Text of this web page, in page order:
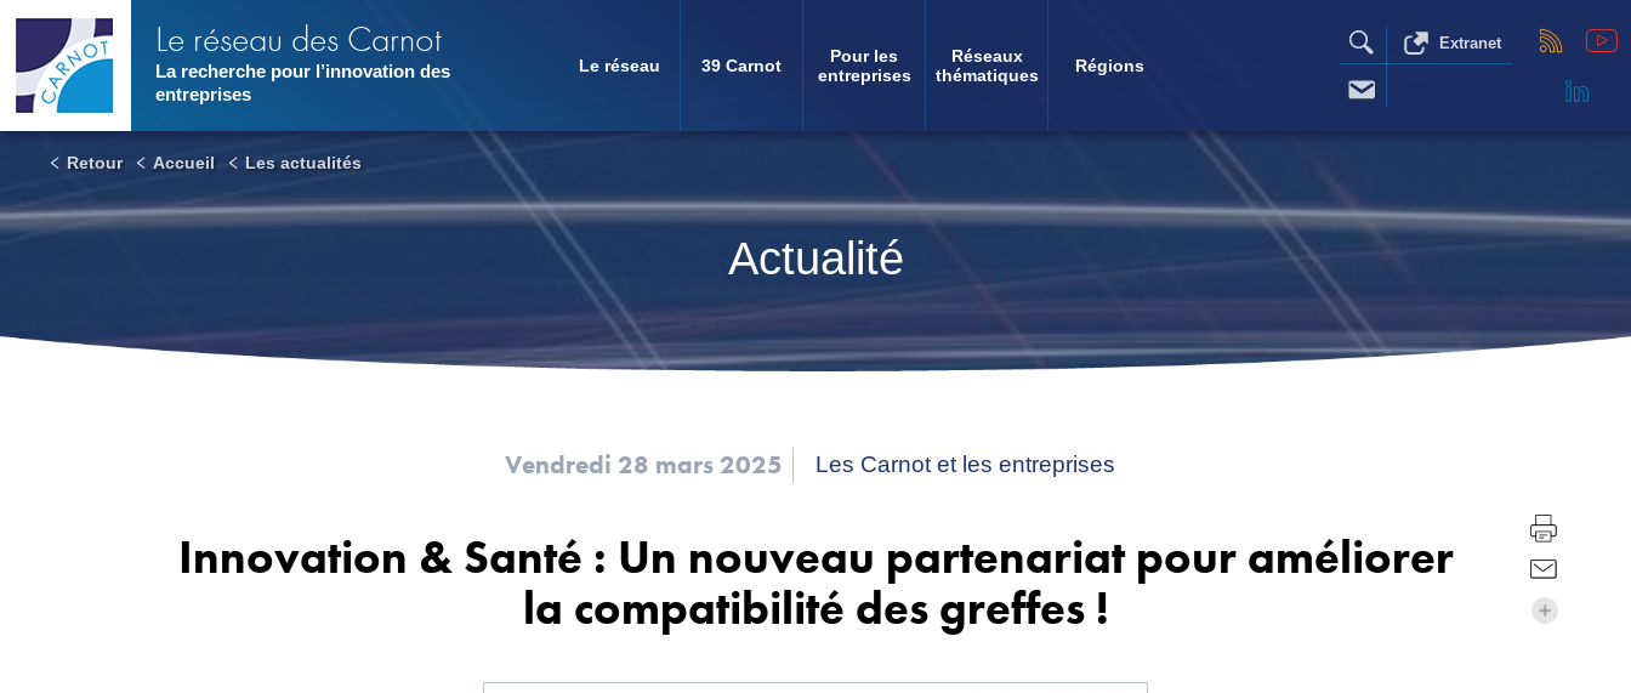
contenu
principal
Le réseau des Carnot
La recherche pour l’innovation des
entreprises
Navigation
principale
Le réseau 39 Carnot
Pour les
entreprises
Réseaux
thématiques
Régions
Extranet
Retour Accueil Les actualités
Actualité
Vendredi 28 mars 2025 Les Carnot et les entreprises
Innovation & Santé : Un nouveau partenariat pour améliorer
la compatibilité des greffes !